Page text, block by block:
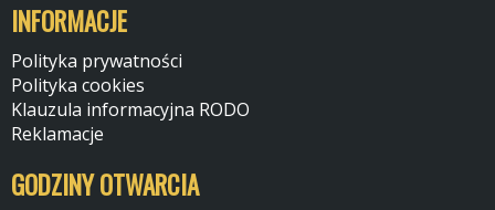
INFORMACJE
Polityka prywatności
Polityka cookies
Klauzula informacyjna RODO
Reklamacje
GODZINY OTWARCIA